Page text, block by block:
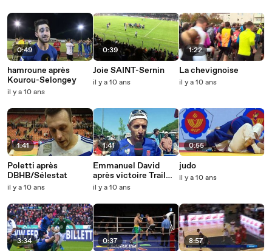
0:49
hamroune après
Kourou-Selongey
il y a 10 ans
1:41
Poletti après
DBHB/Sélestat
il y a 10 ans
3:34
0:39
Joie SAINT-Sernin
il y a 10 ans
1:41
Emmanuel David
après victoire Trail
des Forges
il y a 10 ans
0:37
1:22
La chevignoise
il y a 10 ans
0:55
judo
il y a 10 ans
8:57